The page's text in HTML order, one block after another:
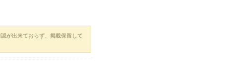
が出来ておらず、掲載保留して